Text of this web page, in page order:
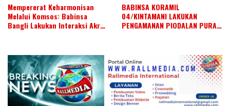
Mempererat Keharmonisan
Melalui Komsos: Babinsa
Bangli Lakukan Interaksi Akrab
BABINSA KORAMIL
04/KINTAMANI LAKUKAN
PENGAMANAN PIODALAN PURA